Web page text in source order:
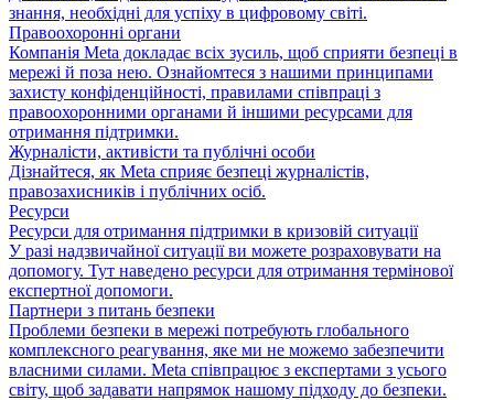
знання, необхідні для успіху в цифровому світі.
Правоохоронні органи
Компанія Meta докладає всіх зусиль, щоб сприяти безпеці в
мережі й поза нею. Ознайомтеся з нашими принципами
захисту конфіденційності, правилами співпраці з
правоохоронними органами й іншими ресурсами для
отримання підтримки.
Журналісти, активісти та публічні особи
Дізнайтеся, як Meta сприяє безпеці журналістів,
правозахисників і публічних осіб.
Ресурси
Ресурси для отримання підтримки в кризовій ситуації
У разі надзвичайної ситуації ви можете розраховувати на
допомогу. Тут наведено ресурси для отримання термінової
експертної допомоги.
Партнери з питань безпеки
Проблеми безпеки в мережі потребують глобального
комплексного реагування, яке ми не можемо забезпечити
власними силами. Meta співпрацює з експертами з усього
світу, щоб задавати напрямок нашому підходу до безпеки.